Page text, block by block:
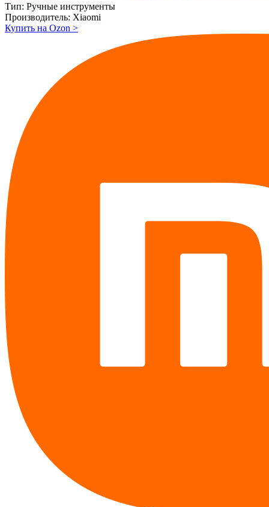
Тип: Ручные инструменты
Производитель: Xiaomi
Купить на Ozon >